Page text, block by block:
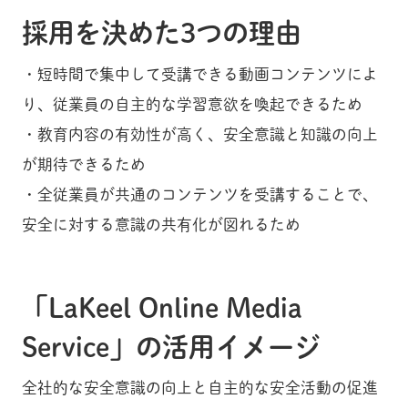
採用を決めた3つの理由
・短時間で集中して受講できる動画コンテンツによ
り、従業員の自主的な学習意欲を喚起できるため
・教育内容の有効性が高く、安全意識と知識の向上
が期待できるため
・全従業員が共通のコンテンツを受講することで、
安全に対する意識の共有化が図れるため
「LaKeel Online Media
Service」の活用イメージ
全社的な安全意識の向上と自主的な安全活動の促進